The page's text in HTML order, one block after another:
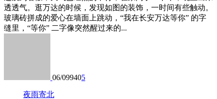
透透气。逛万达的时候，发现如图的装饰，一时间有些触动。
玻璃砖拼成的爱心在墙面上跳动，“我在长安万达等你” 的字
缝里，“等你” 二字像突然醒过来的...
06/099405
夜雨寄北